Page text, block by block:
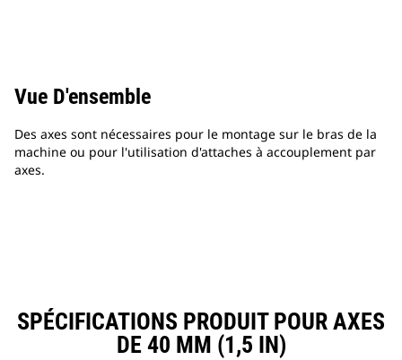
Vue D'ensemble
Des axes sont nécessaires pour le montage sur le bras de la
machine ou pour l'utilisation d'attaches à accouplement par
axes.
SPÉCIFICATIONS PRODUIT POUR AXES
DE 40 MM (1,5 IN)